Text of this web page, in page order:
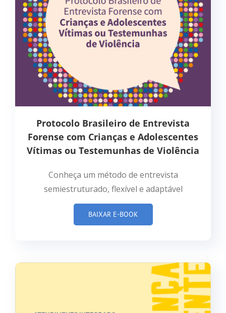
Protocolo Brasileiro de Entrevista
Forense com Crianças e Adolescentes
Vítimas ou Testemunhas de Violência
Conheça um método de entrevista
semiestruturado, flexível e adaptável
BAIXAR E-BOOK